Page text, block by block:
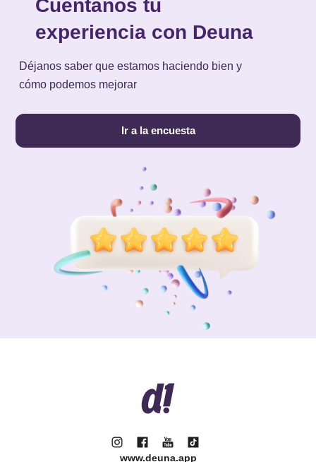
Cuéntanos tu
experiencia con Deuna
Déjanos saber que estamos haciendo bien y
cómo podemos mejorar
Ir a la encuesta
www.deuna.app